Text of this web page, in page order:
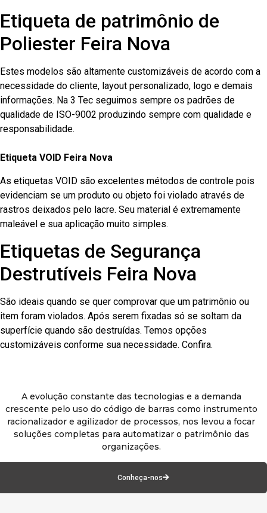
Etiqueta de patrimônio de
Poliester Feira Nova
Estes modelos são altamente customizáveis de acordo com a
necessidade do cliente, layout personalizado, logo e demais
informações. Na 3 Tec seguimos sempre os padrões de
qualidade de ISO-9002 produzindo sempre com qualidade e
responsabilidade.
Etiqueta VOID Feira Nova
As etiquetas VOID são excelentes métodos de controle pois
evidenciam se um produto ou objeto foi violado através de
rastros deixados pelo lacre. Seu material é extremamente
maleável e sua aplicação muito simples.
Etiquetas de Segurança
Destrutíveis Feira Nova
São ideais quando se quer comprovar que um patrimônio ou
item foram violados. Após serem fixadas só se soltam da
superfície quando são destruídas. Temos opções
customizáveis conforme sua necessidade. Confira.
A evolução constante das tecnologias e a demanda
crescente pelo uso do código de barras como instrumento
racionalizador e agilizador de processos, nos levou a focar
soluções completas para automatizar o patrimônio das
organizações.
Conheça-nos